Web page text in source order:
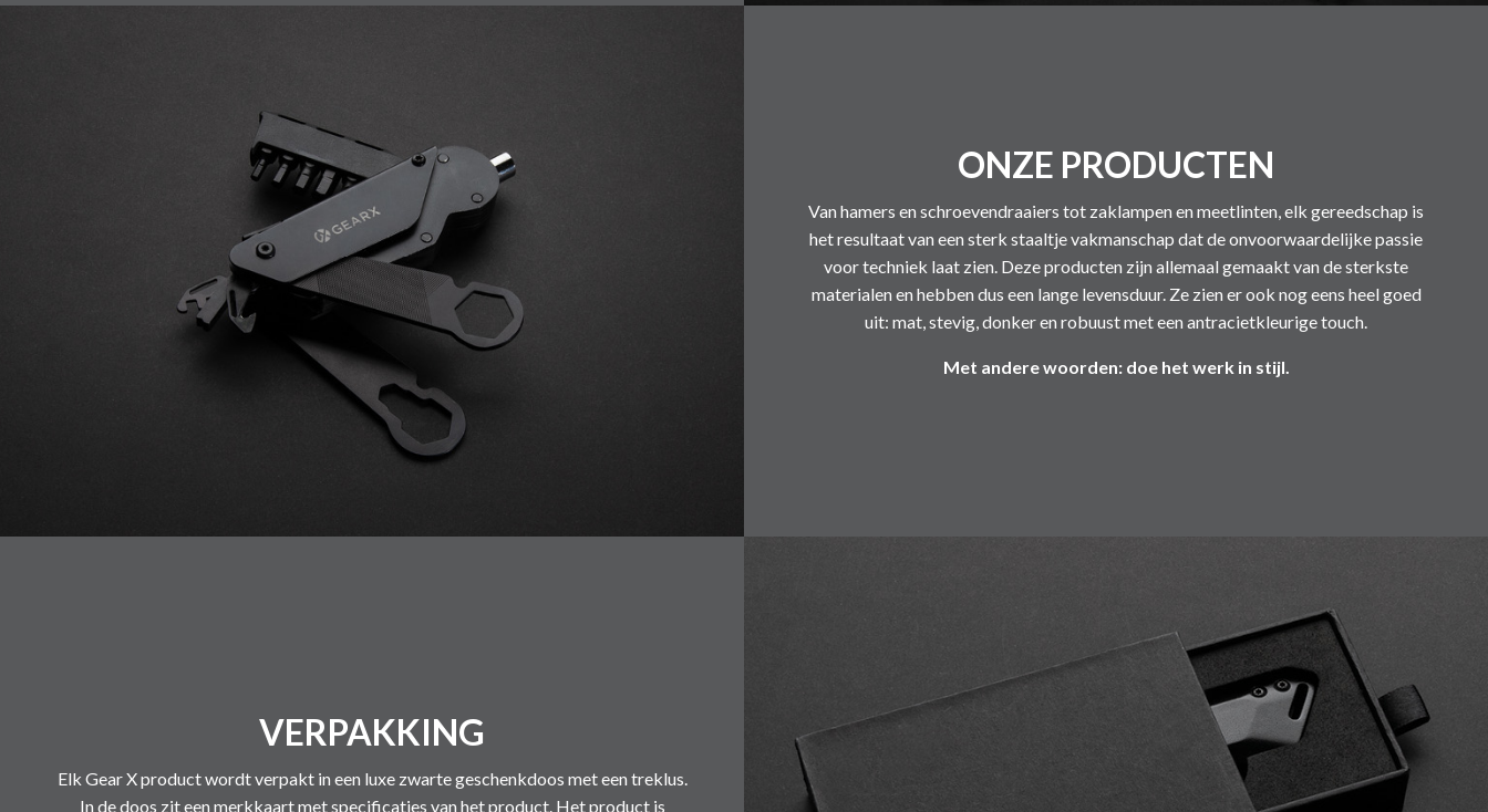
ONZE PRODUCTEN
Van hamers en schroevendraaiers tot zaklampen en meetlinten, elk gereedschap is
het resultaat van een sterk staaltje vakmanschap dat de onvoorwaardelijke passie
voor techniek laat zien. Deze producten zijn allemaal gemaakt van de sterkste
materialen en hebben dus een lange levensduur. Ze zien er ook nog eens heel goed
uit: mat, stevig, donker en robuust met een antracietkleurige touch.
Met andere woorden: doe het werk in stijl.
VERPAKKING
Elk Gear X product wordt verpakt in een luxe zwarte geschenkdoos met een treklus.
In de doos zit een merkkaart met specificaties van het product. Het product is